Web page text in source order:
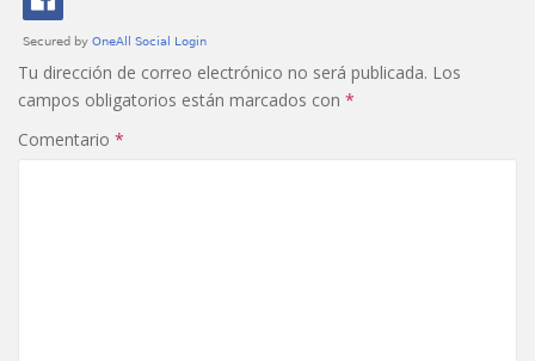
Tu dirección de correo electrónico no será publicada. Los
campos obligatorios están marcados con *
Comentario *